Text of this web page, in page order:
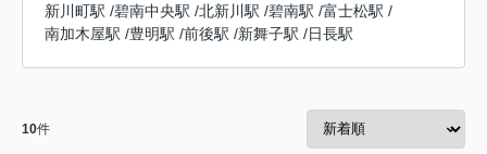
新川町駅 /碧南中央駅 /北新川駅 /碧南駅 /富士松駅 /
南加木屋駅 /豊明駅 /前後駅 /新舞子駅 /日長駅
10件